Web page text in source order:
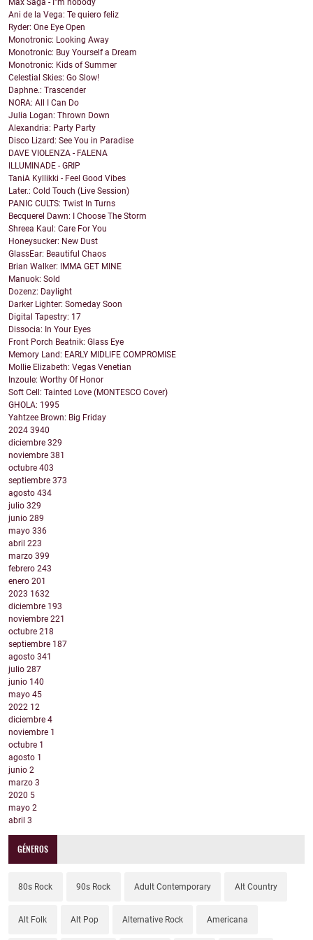
Max Saga - I"m nobody
Ani de la Vega: Te quiero feliz
Ryder: One Eye Open
Monotronic: Looking Away
Monotronic: Buy Yourself a Dream
Monotronic: Kids of Summer
Celestial Skies: Go Slow!
Daphne.: Trascender
NORA: All I Can Do
Julia Logan: Thrown Down
Alexandria: Party Party
Disco Lizard: See You in Paradise
DAVE VIOLENZA - FALENA
ILLUMINADE - GRIP
TaniA Kyllikki - Feel Good Vibes
Later.: Cold Touch (Live Session)
PANIC CULTS: Twist In Turns
Becquerel Dawn: I Choose The Storm
Shreea Kaul: Care For You
Honeysucker: New Dust
GlassEar: Beautiful Chaos
Brian Walker: IMMA GET MINE
Manuok: Sold
Dozenz: Daylight
Darker Lighter: Someday Soon
Digital Tapestry: 17
Dissocia: In Your Eyes
Front Porch Beatnik: Glass Eye
Memory Land: EARLY MIDLIFE COMPROMISE
Mollie Elizabeth: Vegas Venetian
Inzoule: Worthy Of Honor
Soft Cell: Tainted Love (MONTESCO Cover)
GHOLA: 1995
Yahtzee Brown: Big Friday
2024 3940
diciembre 329
noviembre 381
octubre 403
septiembre 373
agosto 434
julio 329
junio 289
mayo 336
abril 223
marzo 399
febrero 243
enero 201
2023 1632
diciembre 193
noviembre 221
octubre 218
septiembre 187
agosto 341
julio 287
junio 140
mayo 45
2022 12
diciembre 4
noviembre 1
octubre 1
agosto 1
junio 2
marzo 3
2020 5
mayo 2
abril 3
GÉNEROS
80s Rock 90s Rock Adult Contemporary Alt Country
Alt Folk Alt Pop Alternative Rock Americana